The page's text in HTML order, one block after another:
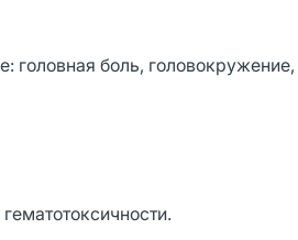
боль, головокружение,